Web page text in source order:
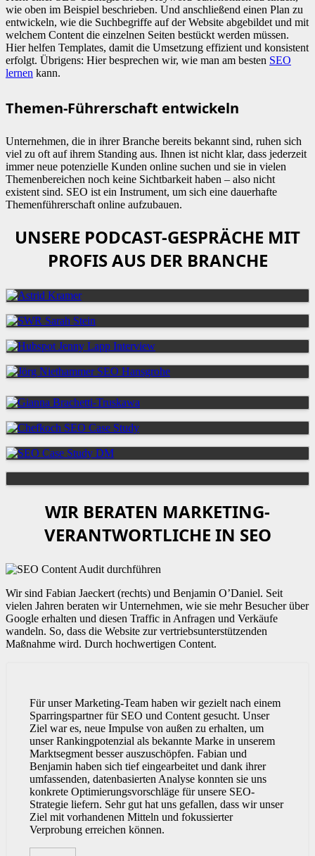
wie oben im Beispiel beschrieben. Und anschließend einen Plan zu
entwickeln, wie die Suchbegriffe auf der Website abgebildet und mit
welchem Content die einzelnen Seiten bestückt werden müssen.
Hier helfen Templates, damit die Umsetzung effizient und konsistent
erfolgt. Übrigens: Hier besprechen wir, wie man am besten SEO
lernen kann.
Themen-Führerschaft entwickeln
Unternehmen, die in ihrer Branche bereits bekannt sind, ruhen sich
viel zu oft auf ihrem Standing aus. Ihnen ist nicht klar, dass jederzeit
immer neue potenzielle Kunden online suchen und sie in vielen
Themenbereichen noch keine Sichtbarkeit haben – also nicht
existent sind. SEO ist ein Instrument, um sich eine dauerhafte
Themenführerschaft online aufzubauen.
UNSERE PODCAST-GESPRÄCHE MIT
PROFIS AUS DER BRANCHE
WIR BERATEN MARKETING-
VERANTWORTLICHE IN SEO
Wir sind Fabian Jaeckert (rechts) und Benjamin O’Daniel. Seit
vielen Jahren beraten wir Unternehmen, wie sie mehr Besucher über
Google erhalten und diesen Traffic in Anfragen und Verkäufe
wandeln. So, dass die Website zur vertriebsunterstützenden
Maßnahme wird. Durch hochwertigen Content.
Für unser Marketing-Team haben wir gezielt nach einem
Sparringspartner für SEO und Content gesucht. Unser
Ziel war es, neue Impulse von außen zu erhalten, um
unser Rankingpotenzial als bekannte Marke in unserem
Marktsegment besser auszuschöpfen. Fabian und
Benjamin haben sich tief eingearbeitet und dank ihrer
umfassenden, datenbasierten Analyse konnten sie uns
konkrete Optimierungsvorschläge für unsere SEO-
Strategie liefern. Sehr gut hat uns gefallen, dass wir unser
Ziel mit vorhandenen Mitteln und fokussierter
Verprobung erreichen können.